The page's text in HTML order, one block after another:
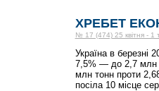
ХРЕБЕТ
№ 17 (474) 25 квітня - 1
Україна в березні
7,5% — до 2,7 млн
млн тонн проти
посіла 10 місце